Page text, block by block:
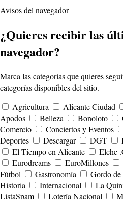
Avisos del navegador
¿Quieres recibir las
navegador?
Marca las categorías que quieres
categorías disponibles del sitio.
Agricultura
Alicante Ciudad
Apodos
Belleza Bonoloto
Comercio
Conciertos y Eventos
Deportes
Descargar DGT
El Tiempo en Alicante
Elche
Eurodreams
EuroMillones
Fútbol
Gastronomía Gordo
Historia
Internacional La
ListaSpam
Lotería Nacional